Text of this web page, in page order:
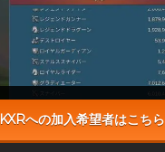
KXRへの加入希望者はこちら